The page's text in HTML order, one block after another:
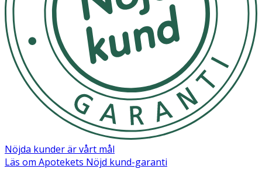
Nöjda kunder är vårt mål
Läs om Apotekets Nöjd kund-garanti